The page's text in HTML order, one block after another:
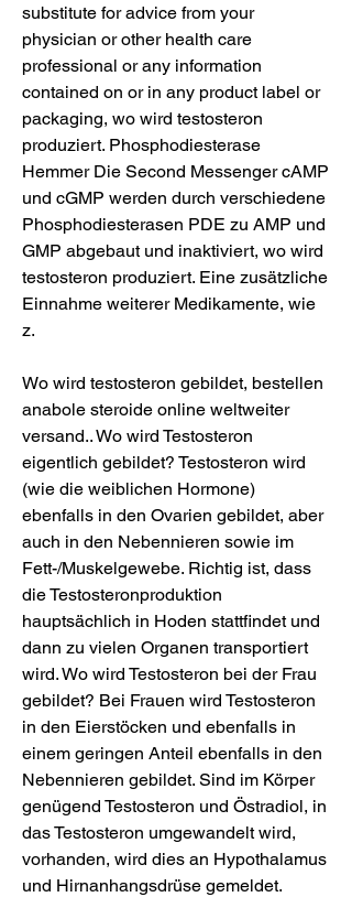
substitute for advice from your
physician or other health care
professional or any information
contained on or in any product label or
packaging, wo wird testosteron
produziert. Phosphodiesterase
Hemmer Die Second Messenger cAMP
und cGMP werden durch verschiedene
Phosphodiesterasen PDE zu AMP und
GMP abgebaut und inaktiviert, wo wird
testosteron produziert. Eine zusätzliche
Einnahme weiterer Medikamente, wie
z.
Wo wird testosteron gebildet, bestellen
anabole steroide online weltweiter
versand.. Wo wird Testosteron
eigentlich gebildet? Testosteron wird
(wie die weiblichen Hormone)
ebenfalls in den Ovarien gebildet, aber
auch in den Nebennieren sowie im
Fett-/Muskelgewebe. Richtig ist, dass
die Testosteronproduktion
hauptsächlich in Hoden stattfindet und
dann zu vielen Organen transportiert
wird. Wo wird Testosteron bei der Frau
gebildet? Bei Frauen wird Testosteron
in den Eierstöcken und ebenfalls in
einem geringen Anteil ebenfalls in den
Nebennieren gebildet. Sind im Körper
genügend Testosteron und Östradiol, in
das Testosteron umgewandelt wird,
vorhanden, wird dies an Hypothalamus
und Hirnanhangsdrüse gemeldet.